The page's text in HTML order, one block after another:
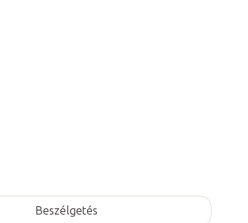
Beszélgetés